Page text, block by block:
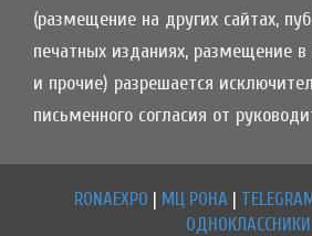
(размещение на других сайтах,
печатных изданиях, размещение
и прочие) разрешается
письменного согласия от
RONAEXPO | МЦ РОНА |
ОДНОКЛАССНИКИ